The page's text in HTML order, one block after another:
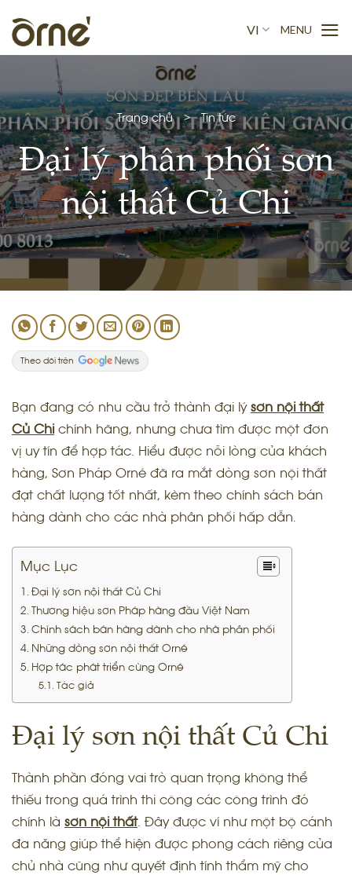
content
VI
Trang chủ > Tin tức
Đại lý phân phối sơn
nội thất Củ Chi
Theo dõi trên
Bạn đang có nhu cầu trở thành đại lýsơn nội thất
Củ Chi chính hãng, nhưng chưa tìm được một đơn
vị uy tín để hợp tác. Hiểu được nỗi lòng của khách
hàng, Sơn Pháp Orné đã ra mắt dòng sơn nội thất
đạt chất lượng tốt nhất, kèm theo chính sách bán
hàng dành cho các nhà phân phối hấp dẫn.
Mục Lục
Đại lý sơn nội thất Củ Chi
Thương hiệu sơn Pháp hàng đầu Việt Nam
Chính sách bán hàng dành cho nhà phân phối
Những dòng sơn nội thất Orné
Hợp tác phát triển cùng Orné
Tác giả
Đại lý sơn nội thất Củ Chi
Thành phần đóng vai trò quan trọng không thể
thiếu trong quá trình thi công các công trình đó
chính là sơn nội thất. Đây được ví như một bộ cánh
đa năng giúp thể hiện được phong cách riêng của
chủ nhà cũng như quyết định tính thẩm mỹ cho